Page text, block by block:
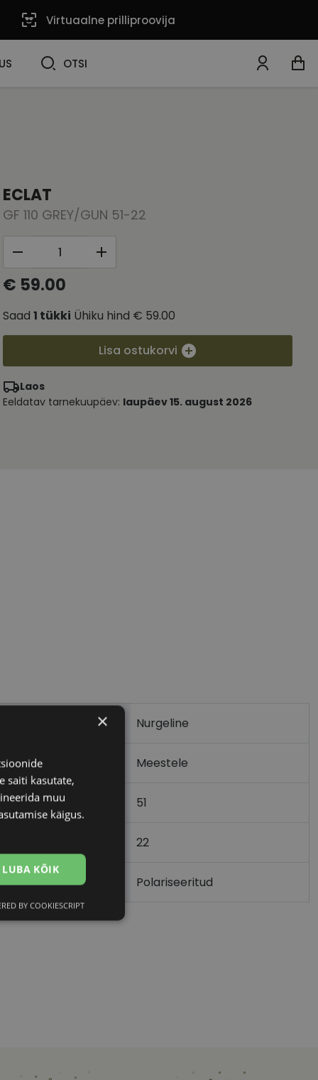
Virtuaalne prilliproovija
OTSI
ECLAT
GF 110 GREY/GUN 51-22
€ 59.00
Saad 1 tükki Ühiku hind € 59.00
Lisa ostukorvi
Laos
Eeldatav tarnekuupäev: laupäev 15. august 2026
Nurgeline
Meestele
51
22
Polariseeritud
×
saiti kasutate,
muu
käigus.
LUBA KÕIK
BY COOKIESCRIPT